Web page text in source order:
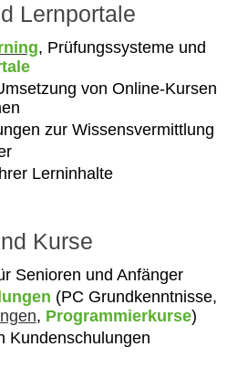
Lernportale
, Prüfungssysteme und
von Online-Kursen
zur Wissensvermittlung
Lerninhalte
Kurse
Senioren und Anfänger
(PC Grundkenntnisse,
, Programmierkurse)
Kundenschulungen